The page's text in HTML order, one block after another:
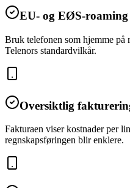
EU- og EØS-
Bruk telefonen som hjemme
Telenors standardvilkår.
Oversiktlig
Fakturaen viser kostnader per
regnskapsføringen blir enklere.